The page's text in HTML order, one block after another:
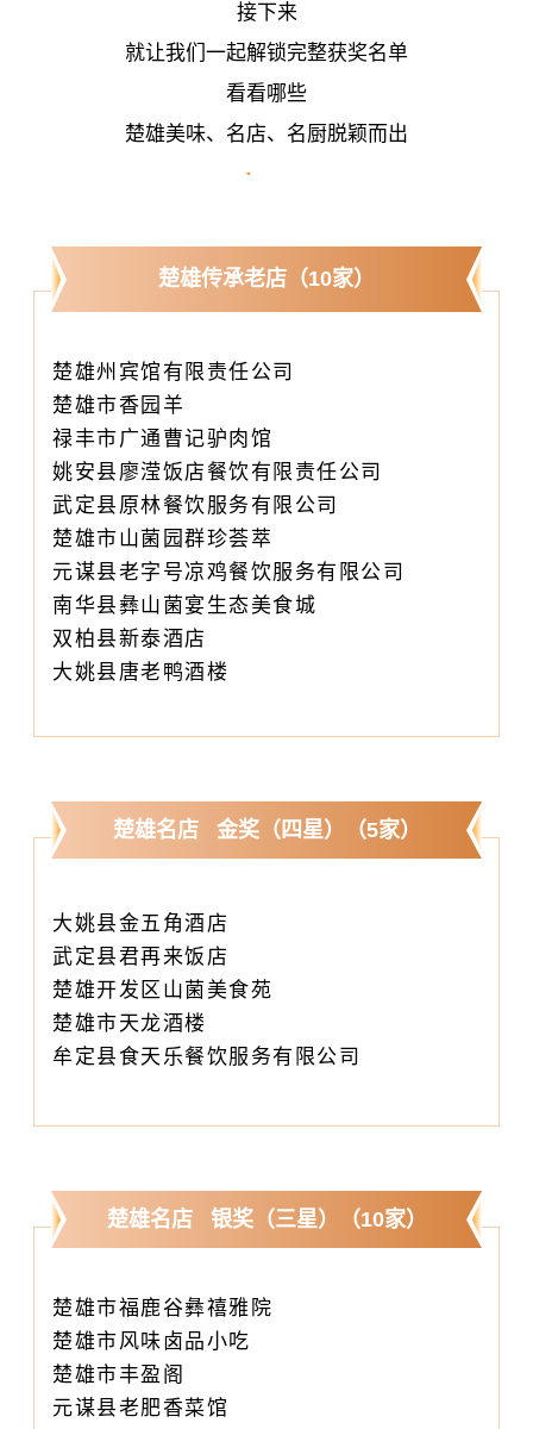
接下来
就让我们一起解锁完整获奖名单
看看哪些
楚雄美味、名店、名厨脱颖而出
楚雄传承老店（10家）
楚雄州宾馆有限责任公司
楚雄市香园羊
禄丰市广通曹记驴肉馆
姚安县廖滢饭店餐饮有限责任公司
武定县原林餐饮服务有限公司
楚雄市山菌园群珍荟萃
元谋县老字号凉鸡餐饮服务有限公司
南华县彝山菌宴生态美食城
双柏县新泰酒店
大姚县唐老鸭酒楼
楚雄名店 金奖（四星）（5家）
大姚县金五角酒店
武定县君再来饭店
楚雄开发区山菌美食苑
楚雄市天龙酒楼
牟定县食天乐餐饮服务有限公司
楚雄名店 银奖（三星）（10家）
楚雄市福鹿谷彝禧雅院
楚雄市风味卤品小吃
楚雄市丰盈阁
元谋县老肥香菜馆